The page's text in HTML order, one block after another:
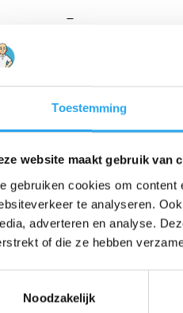
Toestemming
website maakt gebruik van
gebruiken cookies om
te analyseren.
adverteren en analyse.
of die ze hebben
Noodzakelijk
€